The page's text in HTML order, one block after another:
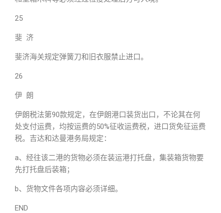
25
斐 济
斐济海关规定弹簧刀和旧衣服禁止进口。
26
伊 朗
伊朗税法第90款规定，在伊朗港口装货出口，不论其在何
处支付运费，均按运费的50%征收运费税，进口货免征运费
税。吉达和达曼港务局规定：
a、经往该二港的货物必须在装运港打托盘，集装箱货物要
先打托盘后装箱；
b、货物文件各项内容必须详细。
END